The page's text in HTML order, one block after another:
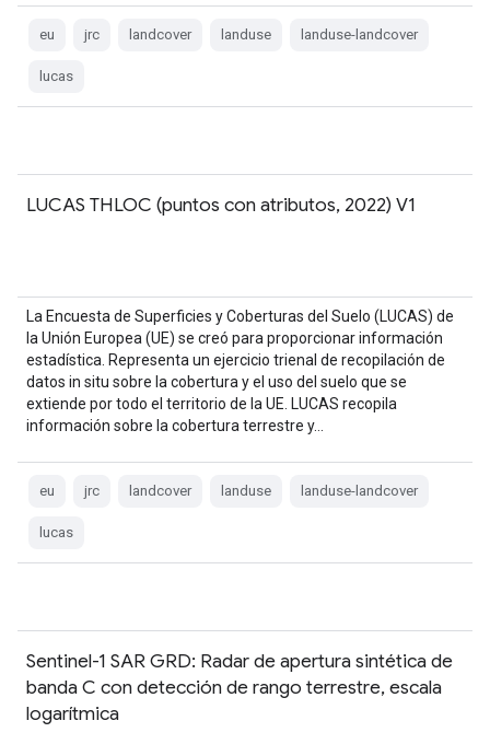
eu jrc landcover landuse landuse-landcover
lucas
LUCAS THLOC (puntos con atributos, 2022) V1
La Encuesta de Superficies y Coberturas del Suelo (LUCAS) de
la Unión Europea (UE) se creó para proporcionar información
estadística. Representa un ejercicio trienal de recopilación de
datos in situ sobre la cobertura y el uso del suelo que se
extiende por todo el territorio de la UE. LUCAS recopila
información sobre la cobertura terrestre y…
eu jrc landcover landuse landuse-landcover
lucas
Sentinel-1 SAR GRD: Radar de apertura sintética de
banda C con detección de rango terrestre, escala
logarítmica